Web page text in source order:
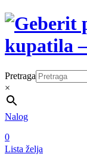
Pretraga
×
Nalog
0
Lista želja